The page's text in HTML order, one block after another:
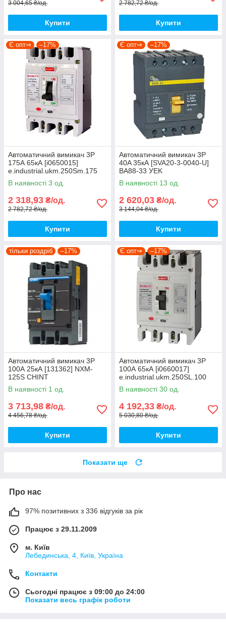
3 004,65 ₴/од.
Купити
2 782,72 ₴/од.
Купити
Є опт⇒ –17%
Автоматичний вимикач 3Р
175А 65кА [i0650015]
e.industrial.ukm.250Sm.175
E.NEXT
В наявності 3 од.
2 318,93 ₴/од.
2 782,72 ₴/од.
Купити
Є опт⇒ –17%
Автоматичний вимикач 3P
40A 35кА [SVA20-3-0040-U]
ВА88-33 УEK
В наявності 13 од.
2 620,03 ₴/од.
3 144,04 ₴/од.
Купити
тільки роздріб –17%
Автоматичний вимикач 3Р
100А 25кА [131362] NXM-
125S CHINT
В наявності 1 од.
3 713,98 ₴/од.
4 456,78 ₴/од.
Купити
Є опт⇒ –17%
Автоматичний вимикач 3Р
100А 65кА [i0660017]
e.industrial.ukm.250SL.100
E.NEXT
В наявності 30 од.
4 192,33 ₴/од.
5 030,80 ₴/од.
Купити
Показати ще
Про нас
97% позитивних з 336 відгуків за рік
Працює з 29.11.2009
м. Київ
Лебединська, 4, Київ, Україна
Контакти
Сьогодні працює з 09:00 до 24:00
Показати весь графік роботи